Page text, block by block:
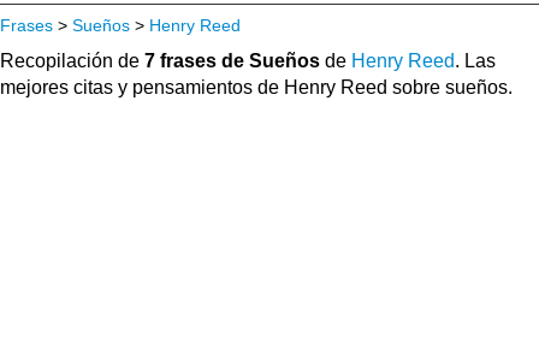
Frases > Sueños > Henry Reed
Recopilación de 7 frases de Sueños de Henry Reed. Las
mejores citas y pensamientos de Henry Reed sobre sueños.